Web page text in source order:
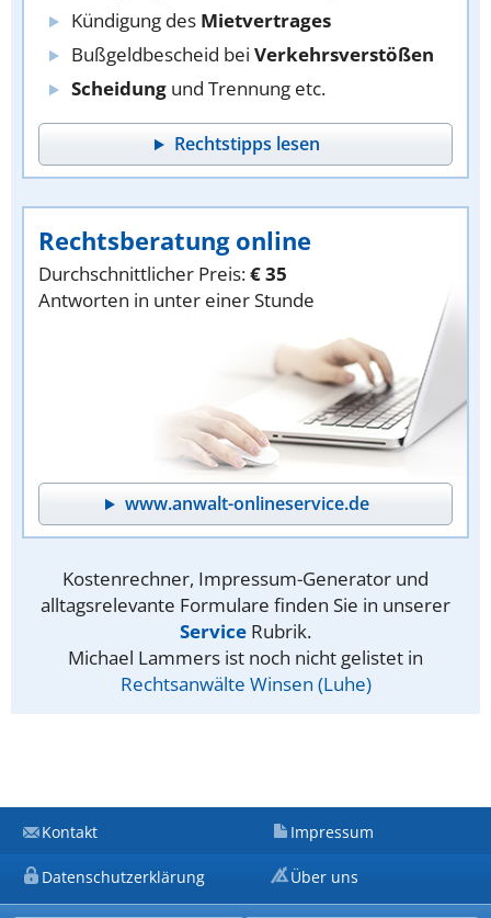
Kündigung des Mietvertrages
Bußgeldbescheid bei Verkehrsverstößen
Scheidung und Trennung etc.
Rechtstipps lesen
Rechtsberatung online
Durchschnittlicher Preis:€ 35
Antworten in unter einer Stunde
www.anwalt-onlineservice.de
Kostenrechner, Impressum-Generator und
alltagsrelevante Formulare finden Sie in unserer
Service Rubrik.
Michael Lammers ist noch nicht gelistet in
Rechtsanwälte Winsen (Luhe)
Kontakt Impressum
Datenschutzerklärung Über uns